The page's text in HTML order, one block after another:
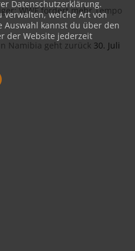
WWF fordert mehr Tempo
Namibia geht zurück 30. Juli
Datenschutzerklärung.
verwalten, welche Art von
Auswahl kannst du über den
der Website jederzeit